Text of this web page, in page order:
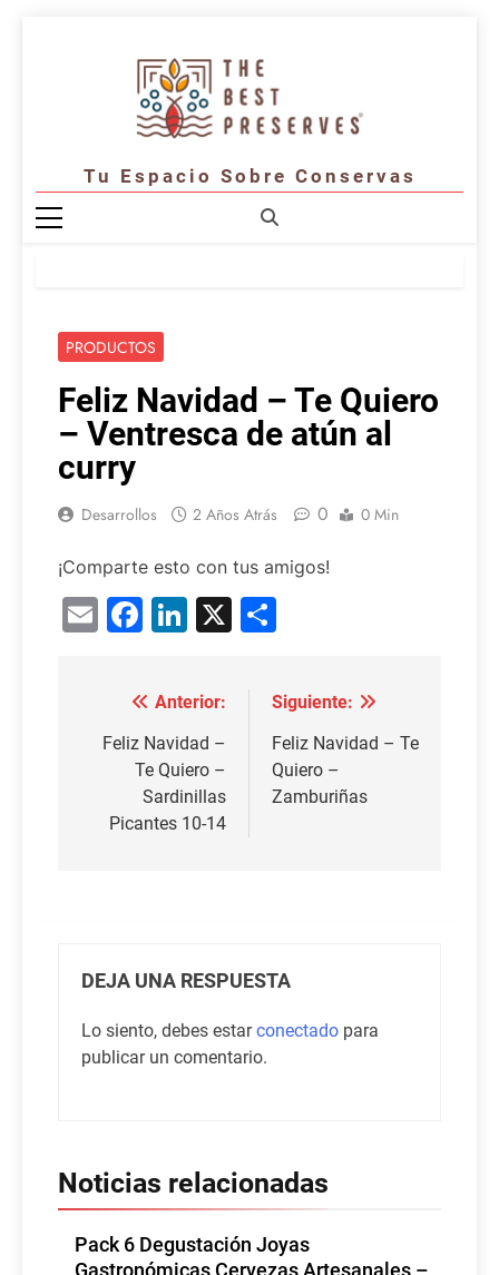
Tu Espacio Sobre Conservas
PRODUCTOS
Feliz Navidad – Te Quiero
– Ventresca de atún al
curry
Desarrollos 2 Años Atrás 0 0 Min
¡Comparte esto con tus amigos!
EmailFacebook
LinkedIn
X
Navegación
de
entradas
Anterior:
Feliz Navidad –
Te Quiero –
Sardinillas
Picantes 10-14
Siguiente:
Feliz Navidad – Te
Quiero –
Zamburiñas
DEJA UNA RESPUESTA
Lo siento, debes estarconectado para
publicar un comentario.
Noticias relacionadas
Pack 6 Degustación Joyas